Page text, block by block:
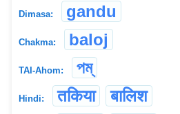
Dimasa: gandu
Chakma: baloj
TAI-Ahom: পম্
Hindi: तकिया बालिश